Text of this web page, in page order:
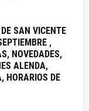
SAN VICENTE
,
NOVEDADES,
ALENDA,
HORARIOS DE